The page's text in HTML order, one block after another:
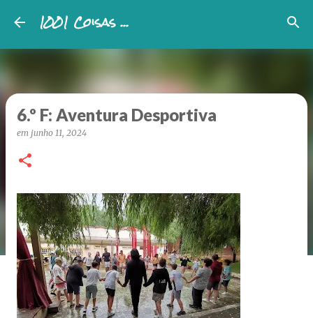
Avançar para o conteúdo principal
1001 Coisas ...
6.º F: Aventura Desportiva
em junho 11, 2024